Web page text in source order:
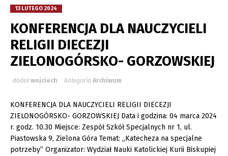
13 LUTEGO 2024
KONFERENCJA DLA NAUCZYCIELI
RELIGII DIECEZJI
ZIELONOGÓRSKO- GORZOWSKIEJ
dodał wojciech Kategoria Archiwum
KONFERENCJA DLA NAUCZYCIELI RELIGII DIECEZJI
ZIELONOGÓRSKO- GORZOWSKIEJ Data i godzina: 04 marca 2024
r. godz. 10.30 Miejsce: Zespół Szkół Specjalnych nr 1, ul.
Piastowska 9, Zielona Góra Temat: „Katecheza na specjalne
potrzeby” Organizator: Wydział Nauki Katolickiej Kurii Biskupiej